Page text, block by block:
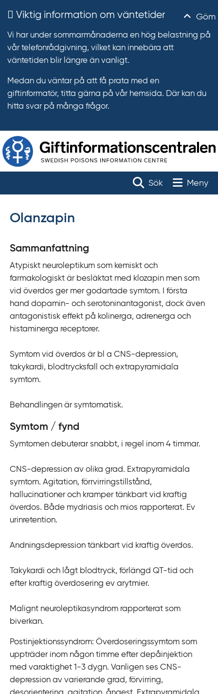
Göm
Viktig information om väntetider
Vi har under sommarmånaderna en hög belastning på
vår telefonrådgivning, vilket kan innebära att
väntetiden blir längre än vanligt.
Medan du väntar på att få prata med en
giftinformatör, titta gärna på vår hemsida. Där kan du
hitta svar på många frågor.
Sök Toggle
Meny
Olanzapin
Sammanfattning
Atypiskt neuroleptikum som kemiskt och
farmakologiskt är besläktat med klozapin men som
vid överdos ger mer godartade symtom. I första
hand dopamin- och serotoninantagonist, dock även
antagonistisk effekt på kolinerga, adrenerga och
histaminerga receptorer.
Symtom vid överdos är bl a CNS-depression,
takykardi, blodtrycksfall och extrapyramidala
symtom.
Behandlingen är symtomatisk.
Symtom / fynd
Symtomen debuterar snabbt, i regel inom 4 timmar.
CNS-depression av olika grad. Extrapyramidala
symtom. Agitation, förrvirringstillstånd,
hallucinationer och kramper tänkbart vid kraftig
överdos. Både mydriasis och mios rapporterat. Ev
urinretention.
Andningsdepression tänkbart vid kraftig överdos.
Takykardi och lågt blodtryck, förlängd QT-tid och
efter kraftig överdosering ev arytmier.
Malignt neuroleptikasyndrom rapporterat som
biverkan.
Postinjektionssyndrom: Överdoseringssymtom som
uppträder inom någon timme efter depåinjektion
med varaktighet 1-3 dygn. Vanligen ses CNS-
depression av varierande grad, förvirring,